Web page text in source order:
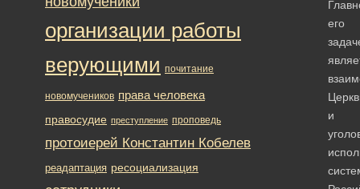
его
и
организации работы
верующими почитание
новомучеников права человека
правосудие преступление проповедь
протоиерей Константин Кобелев
реадаптация ресоциализация